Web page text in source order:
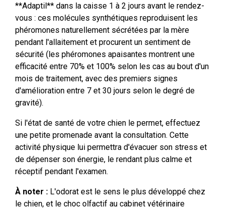
**Adaptil** dans la caisse 1 à 2 jours avant le rendez-
vous : ces molécules synthétiques reproduisent les
phéromones naturellement sécrétées par la mère
pendant l'allaitement et procurent un sentiment de
sécurité (les phéromones apaisantes montrent une
efficacité entre 70% et 100% selon les cas au bout d'un
mois de traitement, avec des premiers signes
d'amélioration entre 7 et 30 jours selon le degré de
gravité).
Si l'état de santé de votre chien le permet, effectuez
une petite promenade avant la consultation. Cette
activité physique lui permettra d'évacuer son stress et
de dépenser son énergie, le rendant plus calme et
réceptif pendant l'examen.
À noter :L'odorat est le sens le plus développé chez
le chien, et le choc olfactif au cabinet vétérinaire